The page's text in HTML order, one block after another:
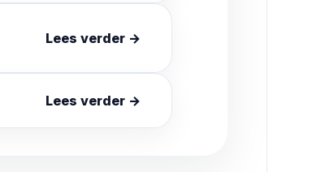
Lees verder →
Lees verder →